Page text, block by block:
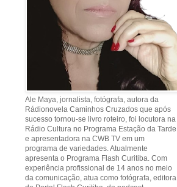
Ale Maya, jornalista, fotógrafa, autora da
Rádionovela Caminhos Cruzados que após
sucesso tornou-se livro roteiro, foi locutora na
Rádio Cultura no Programa Estação da Tarde
e apresentadora na CWB TV em um
programa de variedades. Atualmente
apresenta o Programa Flash Curitiba. Com
experiência profissional de 14 anos no meio
da comunicação, atua como fotógrafa, editora